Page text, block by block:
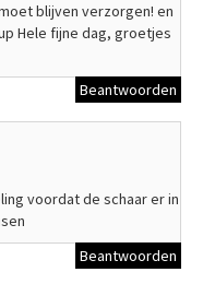
blijven verzorgen! en
Hele fijne dag, groetjes
Beantwoorden
voordat de schaar er in
Beantwoorden